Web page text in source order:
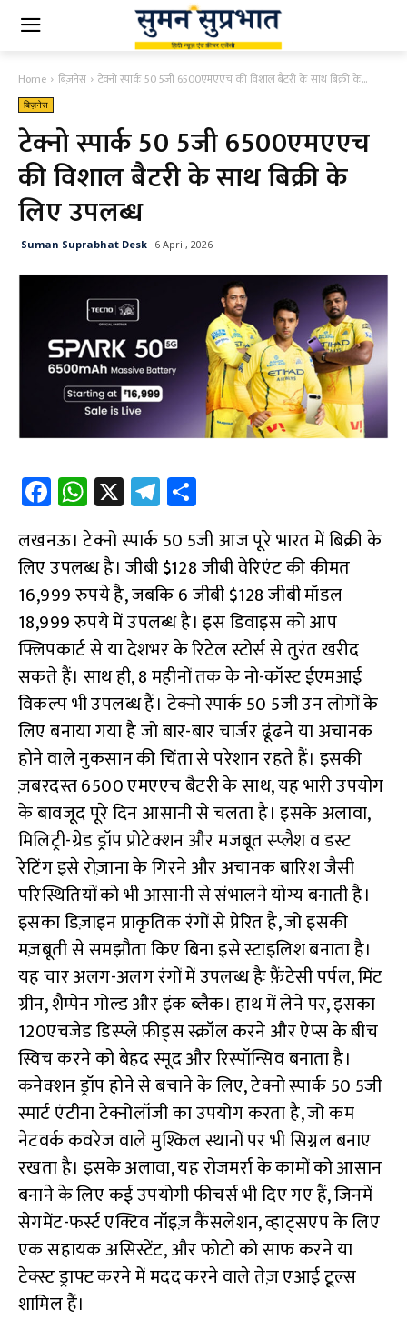
Home बिज़नेस टेक्नो स्पार्क 50 5जी 6500एमएएच की विशाल बैटरी के साथ बिक्री के...
बिज़नेस
टेक्नो स्पार्क 50 5जी 6500एमएएच
की विशाल बैटरी के साथ बिक्री के
लिए उपलब्ध
Suman Suprabhat Desk 6 April, 2026
Fa
ce
b
o
o
k
W
h
at
s
A
p
p
X Te
le
gr
a
m
h
ar
e
लखनऊ। टेक्नो स्पार्क 50 5जी आज पूरे भारत में बिक्री के
लिए उपलब्ध है। जीबी $128 जीबी वेरिएंट की कीमत
16,999 रुपये है, जबकि 6 जीबी $128 जीबी मॉडल
18,999 रुपये में उपलब्ध है। इस डिवाइस को आप
फ्लिपकार्ट से या देशभर के रिटेल स्टोर्स से तुरंत खरीद
सकते हैं। साथ ही, 8 महीनों तक के नो-कॉस्ट ईएमआई
विकल्प भी उपलब्ध हैं। टेक्नो स्पार्क 50 5जी उन लोगों के
लिए बनाया गया है जो बार-बार चार्जर ढूंढने या अचानक
होने वाले नुकसान की चिंता से परेशान रहते हैं। इसकी
ज़बरदस्त 6500 एमएएच बैटरी के साथ, यह भारी उपयोग
के बावजूद पूरे दिन आसानी से चलता है। इसके अलावा,
मिलिट्री-ग्रेड ड्रॉप प्रोटेक्शन और मजबूत स्प्लैश व डस्ट
रेटिंग इसे रोज़ाना के गिरने और अचानक बारिश जैसी
परिस्थितियों को भी आसानी से संभालने योग्य बनाती है।
इसका डिज़ाइन प्राकृतिक रंगों से प्रेरित है, जो इसकी
मज़बूती से समझौता किए बिना इसे स्टाइलिश बनाता है।
यह चार अलग-अलग रंगों में उपलब्ध हैः फ़ैंटेसी पर्पल, मिंट
ग्रीन, शैम्पेन गोल्ड और इंक ब्लैक। हाथ में लेने पर, इसका
120एचजेड डिस्प्ले फ़ीड्स स्क्रॉल करने और ऐप्स के बीच
स्विच करने को बेहद स्मूद और रिस्पॉन्सिव बनाता है।
कनेक्शन ड्रॉप होने से बचाने के लिए, टेक्नो स्पार्क 50 5जी
स्मार्ट एंटीना टेक्नोलॉजी का उपयोग करता है, जो कम
नेटवर्क कवरेज वाले मुश्किल स्थानों पर भी सिग्नल बनाए
रखता है। इसके अलावा, यह रोजमर्रा के कामों को आसान
बनाने के लिए कई उपयोगी फीचर्स भी दिए गए हैं, जिनमें
सेगमेंट-फर्स्ट एक्टिव नॉइज़ कैंसलेशन, व्हाट्सएप के लिए
एक सहायक असिस्टेंट, और फोटो को साफ करने या
टेक्स्ट ड्राफ्ट करने में मदद करने वाले तेज़ एआई टूल्स
शामिल हैं।